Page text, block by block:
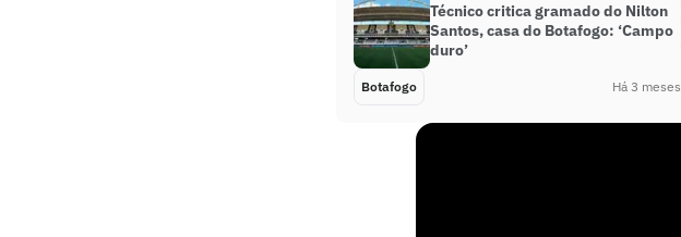
Técnico critica gramado do Nilton
Santos, casa do Botafogo: ‘Campo
duro’
Botafogo Há 3 meses